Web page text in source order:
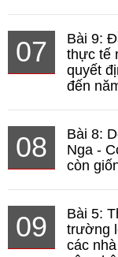
07
Bài 9:
thực tế
quyết
đến
08
Bài 8:
Nga -
còn
09
Bài 5:
trường
các